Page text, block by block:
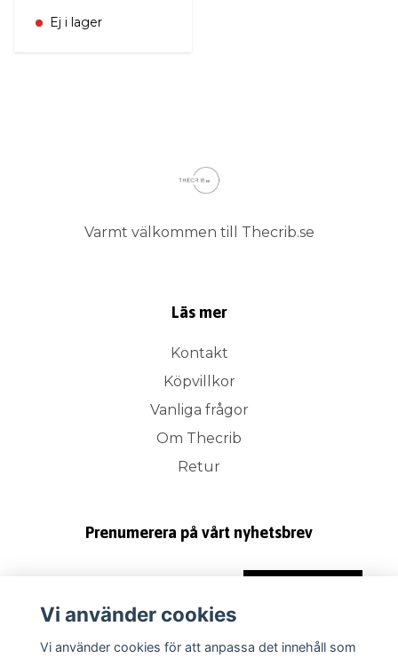
Ej i lager
Varmt välkommen till Thecrib.se
Läs mer
Kontakt
Köpvillkor
Vanliga frågor
Om Thecrib
Retur
Prenumerera på vårt nyhetsbrev
Vi använder cookies
Vi använder cookies för att anpassa det innehåll som